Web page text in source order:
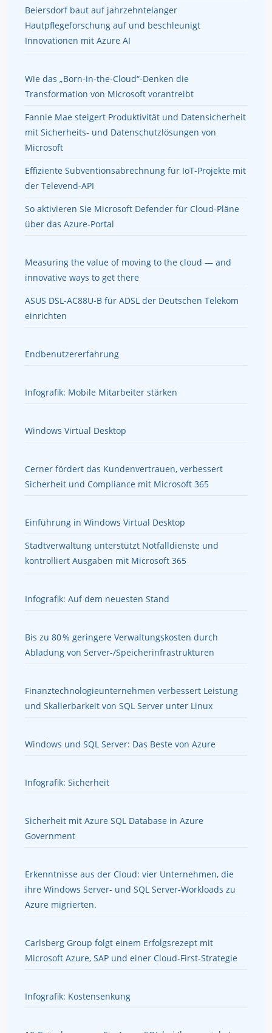
Beiersdorf baut auf jahrzehntelanger
Hautpflegeforschung auf und beschleunigt
Innovationen mit Azure AI
Wie das „Born-in-the-Cloud“-Denken die
Transformation von Microsoft vorantreibt
Fannie Mae steigert Produktivität und Datensicherheit
mit Sicherheits- und Datenschutzlösungen von
Microsoft
Effiziente Subventionsabrechnung für IoT-Projekte mit
der Televend-API
So aktivieren Sie Microsoft Defender für Cloud-Pläne
über das Azure-Portal
Measuring the value of moving to the cloud — and
innovative ways to get there
ASUS DSL-AC88U-B für ADSL der Deutschen Telekom
einrichten
Endbenutzererfahrung
Infografik: Mobile Mitarbeiter stärken
Windows Virtual Desktop
Cerner fördert das Kundenvertrauen, verbessert
Sicherheit und Compliance mit Microsoft 365
Einführung in Windows Virtual Desktop
Stadtverwaltung unterstützt Notfalldienste und
kontrolliert Ausgaben mit Microsoft 365
Infografik: Auf dem neuesten Stand
Bis zu 80 % geringere Verwaltungskosten durch
Abladung von Server-/Speicherinfrastrukturen
Finanztechnologieunternehmen verbessert Leistung
und Skalierbarkeit von SQL Server unter Linux
Windows und SQL Server: Das Beste von Azure
Infografik: Sicherheit
Sicherheit mit Azure SQL Database in Azure
Government
Erkenntnisse aus der Cloud: vier Unternehmen, die
ihre Windows Server- und SQL Server-Workloads zu
Azure migrierten.
Carlsberg Group folgt einem Erfolgsrezept mit
Microsoft Azure, SAP und einer Cloud-First-Strategie
Infografik: Kostensenkung